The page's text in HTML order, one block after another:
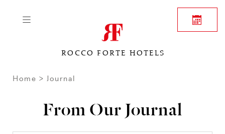
ROCCO FORTE HOTELS
Home Journal
From Our Journal